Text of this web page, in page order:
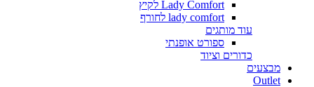
Lady Comfort לקיץ
lady comfort לחורף
עוד מותגים
ספורט אופנתי
כדורים וציוד
מבצעים
Outlet